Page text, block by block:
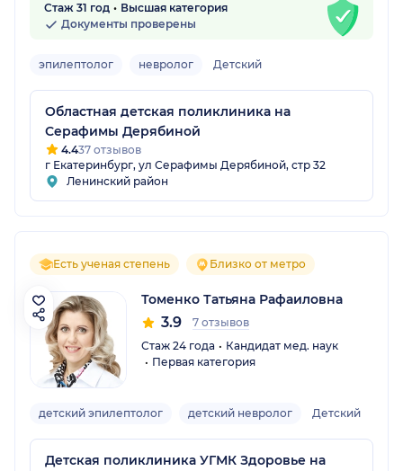
Стаж 31 год
Высшая категория
Документы проверены
эпилептолог невролог Детский
Областная детская поликлиника на
Серафимы Дерябиной
4.437 отзывов
г Екатеринбург, ул Серафимы Дерябиной, стр 32
Ленинский район
Есть ученая степень Близко от метро
Томенко Татьяна Рафаиловна
3.9
7 отзывов
Стаж 24 года
Кандидат мед. наук
Первая категория
детский эпилептолог детский невролог Детский
Детская поликлиника УГМК Здоровье на